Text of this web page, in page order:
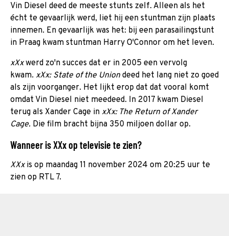
Vin Diesel deed de meeste stunts zelf. Alleen als het
écht te gevaarlijk werd, liet hij een stuntman zijn plaats
innemen. En gevaarlijk was het: bij een parasailingstunt
in Praag kwam stuntman Harry O'Connor om het leven.
xXxwerd zo'n succes dat er in 2005 een vervolg
kwam. xXx: State of the Uniondeed het lang niet zo goed
als zijn voorganger. Het lijkt erop dat dat vooral komt
omdat Vin Diesel niet meedeed. In 2017 kwam Diesel
terug als Xander Cage in xXx: The Return of Xander
Cage. Die film bracht bijna 350 miljoen dollar op.
Wanneer is XXx op televisie te zien?
XXxis op maandag 11 november 2024 om 20:25 uur te
zien op RTL 7.